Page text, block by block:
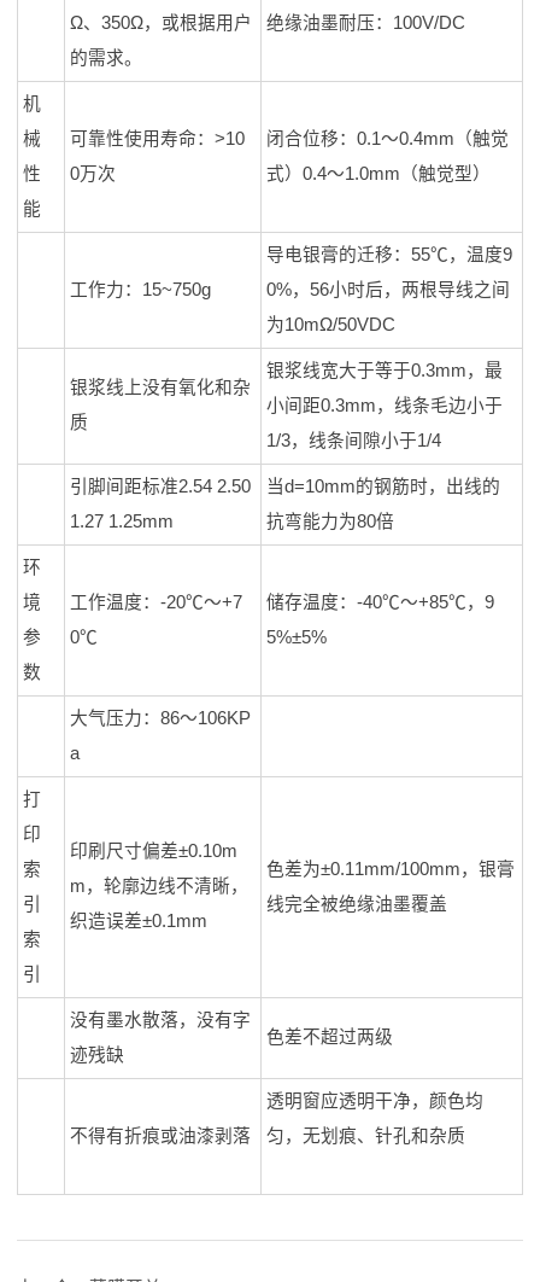
Ω、350Ω，或根据用户
的需求。
绝缘油墨耐压：100V/DC
机
械
性
能
可靠性使用寿命：>10
0万次
闭合位移：0.1～0.4mm（触觉
式）0.4～1.0mm（触觉型）
工作力：15~750g
导电银膏的迁移：55℃，温度9
0%，56小时后，两根导线之间
为10mΩ/50VDC
银浆线上没有氧化和杂
质
银浆线宽大于等于0.3mm，最
小间距0.3mm，线条毛边小于
1/3，线条间隙小于1/4
引脚间距标准2.54 2.50
1.27 1.25mm
当d=10mm的钢筋时，出线的
抗弯能力为80倍
环
境
参
数
工作温度：-20℃～+7
0℃
储存温度：-40℃～+85℃，9
5%±5%
大气压力：86～106KP
a
打
印
索
引
索
引
印刷尺寸偏差±0.10m
m，轮廓边线不清晰，
织造误差±0.1mm
色差为±0.11mm/100mm，银膏
线完全被绝缘油墨覆盖
没有墨水散落，没有字
迹残缺
色差不超过两级
不得有折痕或油漆剥落
透明窗应透明干净，颜色均
匀，无划痕、针孔和杂质